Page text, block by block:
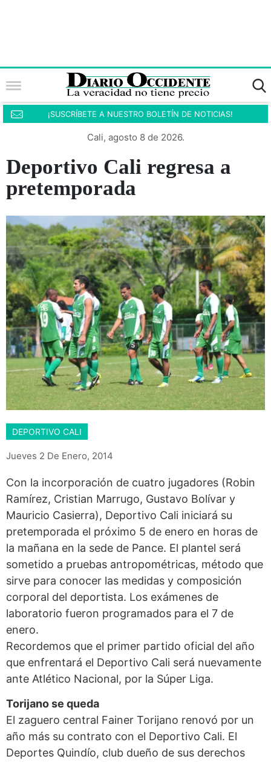
¡SUSCRÍBETE A NUESTRO BOLETÍN DE NOTICIAS!
Cali, agosto 8 de 2026.
Deportivo Cali regresa a
pretemporada
DEPORTIVO CALI
Jueves 2 De Enero, 2014
Con la incorporación de cuatro jugadores (Robin
Ramírez, Cristian Marrugo, Gustavo Bolívar y
Mauricio Casierra), Deportivo Cali iniciará su
pretemporada el próximo 5 de enero en horas de
la mañana en la sede de Pance. El plantel será
sometido a pruebas antropométricas, método que
sirve para conocer las medidas y composición
corporal del deportista. Los exámenes de
laboratorio fueron programados para el 7 de
enero.
Recordemos que el primer partido oficial del año
que enfrentará el Deportivo Cali será nuevamente
ante Atlético Nacional, por la Súper Liga.
Torijano se queda
El zaguero central Fainer Torijano renovó por un
año más su contrato con el Deportivo Cali. El
Deportes Quindío, club dueño de sus derechos